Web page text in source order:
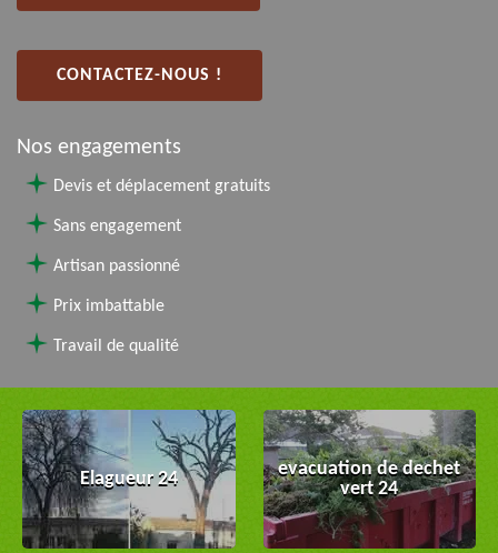
CONTACTEZ-NOUS !
Nos engagements
Devis et déplacement gratuits
Sans engagement
Artisan passionné
Prix imbattable
Travail de qualité
Elagueur 24
evacuation de dechet
vert 24